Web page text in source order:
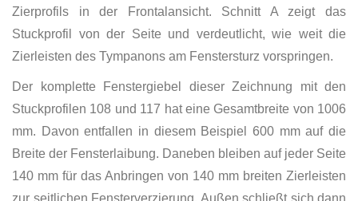
Zierprofils in der Frontalansicht. Schnitt A zeigt das
Stuckprofil von der Seite und verdeutlicht, wie weit die
Zierleisten des Tympanons am Fenstersturz vorspringen.
Der komplette Fenstergiebel dieser Zeichnung mit den
Stuckprofilen 108 und 117 hat eine Gesamtbreite von 1006
mm. Davon entfallen in diesem Beispiel 600 mm auf die
Breite der Fensterlaibung. Daneben bleiben auf jeder Seite
140 mm für das Anbringen von 140 mm breiten Zierleisten
zur seitlichen Fensterverzierung. Außen schließt sich dann